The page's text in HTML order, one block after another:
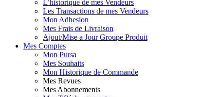
L’historique de mes Vendeurs
Les Transactions de mes Vendeurs
Mon Adhesion
Mes Frais de Livraison
Ajout/Mise a Jour Groupe Produit
Mes Comptes
Mon Pursa
Mes Souhaits
Mon Historique de Commande
Mes Revues
Mes Abonnements